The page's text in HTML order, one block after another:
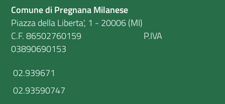
Comune di Pregnana Milanese
Piazza della Liberta', 1 - 20006 (MI)
C.F. 86502760159 P.IVA
03890690153
02.939671
02.93590747